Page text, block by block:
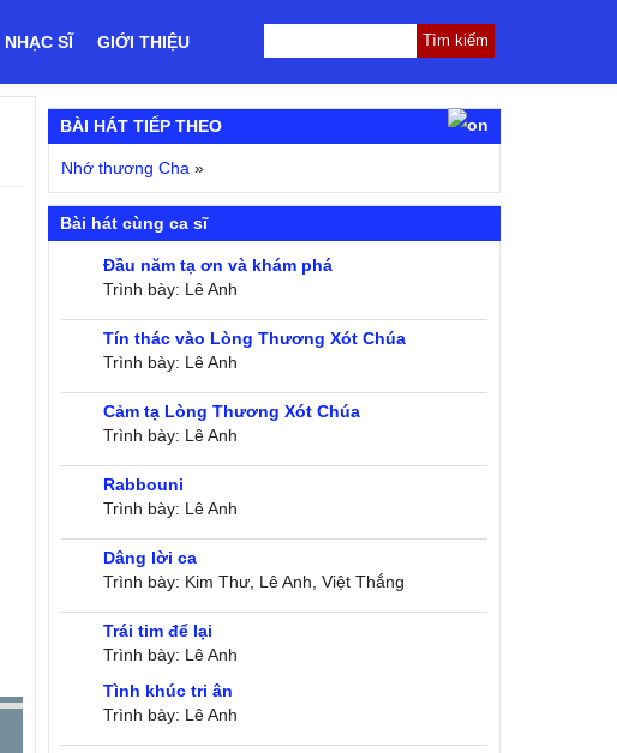
NHẠC SĨ GIỚI THIỆU
BÀI HÁT TIẾP THEO
Nhớ thương Cha »
Bài hát cùng ca sĩ
Đầu năm tạ ơn và khám phá
Trình bày: Lê Anh
Tín thác vào Lòng Thương Xót Chúa
Trình bày: Lê Anh
Cảm tạ Lòng Thương Xót Chúa
Trình bày: Lê Anh
Rabbouni
Trình bày: Lê Anh
Dâng lời ca
Trình bày: Kim Thư, Lê Anh, Việt Thắng
Trái tim để lại
Trình bày: Lê Anh
Tình khúc tri ân
Trình bày: Lê Anh